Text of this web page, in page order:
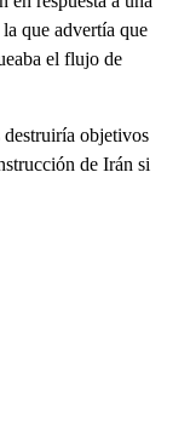
que advertía que
el flujo de
objetivos
de Irán si